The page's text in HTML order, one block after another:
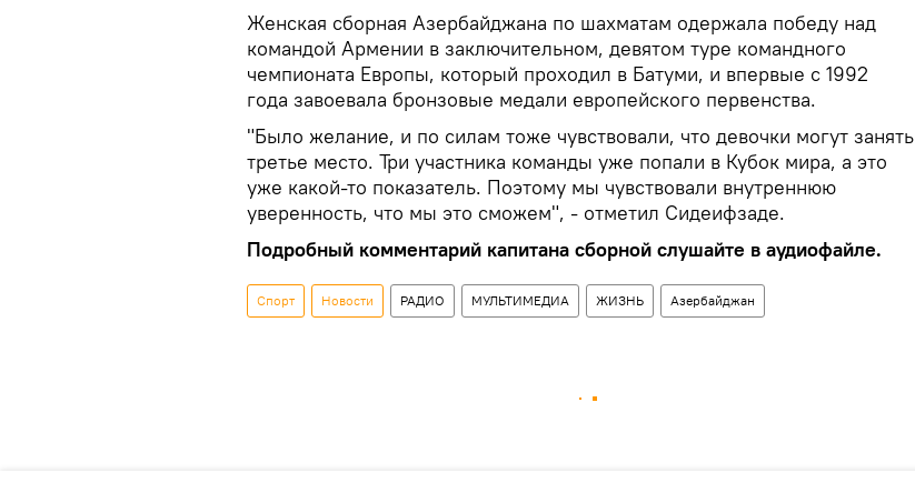
Женская сборная Азербайджана по шахматам одержала победу над
командой Армении в заключительном, девятом туре командного
чемпионата Европы, который проходил в Батуми, и впервые с 1992
года завоевала бронзовые медали европейского первенства.
"Было желание, и по силам тоже чувствовали, что девочки могут занять
третье место. Три участника команды уже попали в Кубок мира, а это
уже какой-то показатель. Поэтому мы чувствовали внутреннюю
уверенность, что мы это сможем", - отметил Сидеифзаде.
Подробный комментарий капитана сборной слушайте в аудиофайле.
Спорт Новости РАДИО МУЛЬТИМЕДИА ЖИЗНЬ Азербайджан